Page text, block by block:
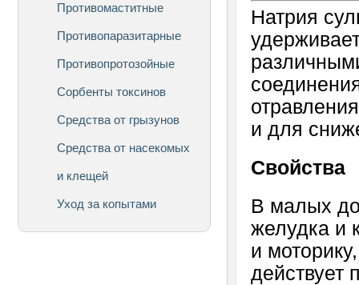
Противомаститные
Противопаразитарные
Противопротозойные
Сорбенты токсинов
Средства от грызунов
Средства от насекомых
и клещей
Уход за копытами
Натрия
и для
Свойства
В малых
желудка и
и
действует